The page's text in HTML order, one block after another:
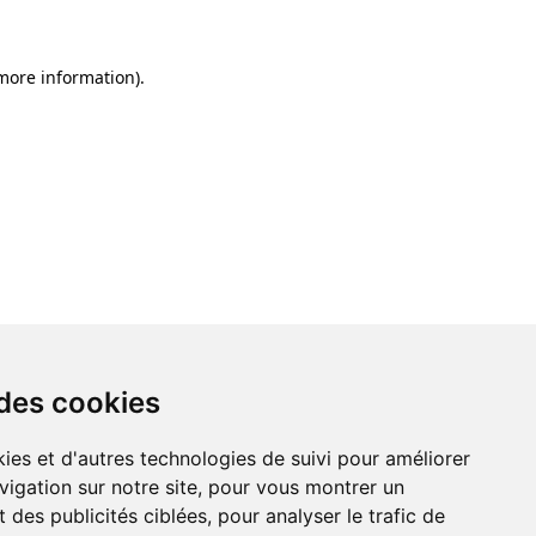
cookies
et d'autres technologies de suivi pour améliorer
sur notre site, pour vous montrer un
des publicités ciblées, pour analyser le trafic de
information).